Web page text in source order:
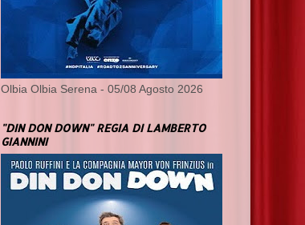
Olbia Olbia Serena - 05/08 Agosto 2026
"DIN DON DOWN" REGIA DI LAMBERTO
GIANNINI